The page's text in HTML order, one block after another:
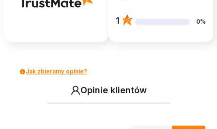
1 0%
Jak zbieramy opinie?
Opinie klientów